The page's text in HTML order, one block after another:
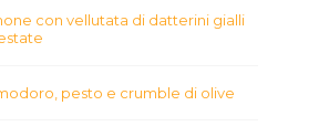
con vellutata di datterini gialli
pesto e crumble di olive